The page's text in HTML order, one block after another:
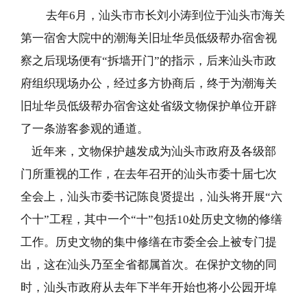
去年6月，汕头市市长刘小涛到位于汕头市海关
第一宿舍大院中的潮海关旧址华员低级帮办宿舍视
察之后现场便有“拆墙开门”的指示，后来汕头市政
府组织现场办公，经过多方协商后，终于为潮海关
旧址华员低级帮办宿舍这处省级文物保护单位开辟
了一条游客参观的通道。
近年来，文物保护越发成为汕头市政府及各级部
门所重视的工作，在去年召开的汕头市委十届七次
全会上，汕头市委书记陈良贤提出，汕头将开展“六
个十”工程，其中一个“十”包括10处历史文物的修缮
工作。历史文物的集中修缮在市委全会上被专门提
出，这在汕头乃至全省都属首次。在保护文物的同
时，汕头市政府从去年下半年开始也将小公园开埠